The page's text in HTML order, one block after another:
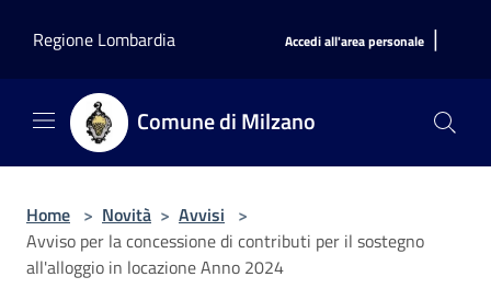
Regione Lombardia
Accedi all'area personale |
Comune di Milzano
Home > Novità > Avvisi >
Avviso per la concessione di contributi per il sostegno
all'alloggio in locazione Anno 2024